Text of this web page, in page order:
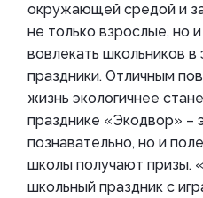
окружающей средой и
не только взрослые, но
вовлекать школьников в
праздники. Отличным
жизнь экологичнее
празднике «Экодвор» –
познавательно, но и
школы получают призы.
школьный праздник с